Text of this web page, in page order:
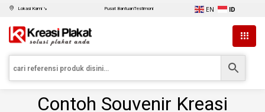
Lokasi Kami ↘ Pusat BantuanTestimoni EN ID
Contoh Souvenir Kreasi